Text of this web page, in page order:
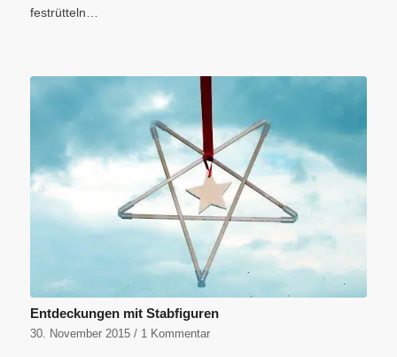
festrütteln…
Entdeckungen mit Stabfiguren
30. November 2015 / 1 Kommentar